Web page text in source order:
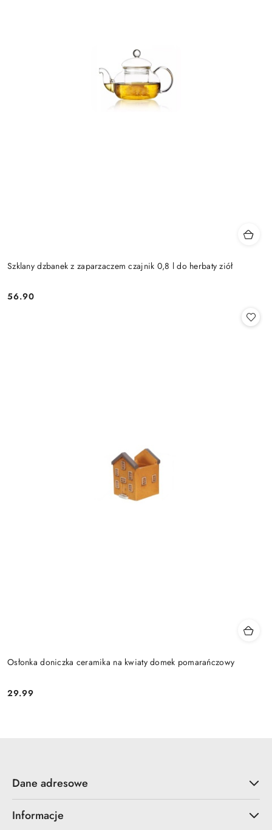
Szklany dzbanek z zaparzaczem czajnik 0,8 l do herbaty ziół
Cena:
56.90
Osłonka doniczka ceramika na kwiaty domek pomarańczowy
Cena:
29.99
Dane adresowe
Informacje